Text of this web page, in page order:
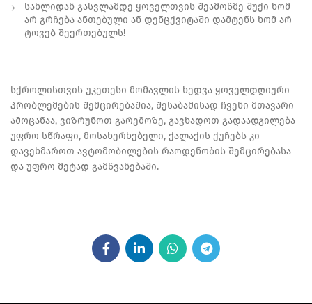
სახლიდან გასვლამდე ყოველთვის შეამოწმე შუქი ხომ
არ გრჩება ანთებული ან დენცქვიტაში დამტენს ხომ არ
ტოვებ შეერთებულს!
სქროლისთვის უკეთესი მომავლის ხედვა ყოველდღიური
პრობლემების შემცირებაშია, შესაბამისად ჩვენი მთავარი
ამოცანაა, ვიზრუნოთ გარემოზე, გავხადოთ გადაადგილება
უფრო სწრაფი, მოსახერხებელი, ქალაქის ქუჩებს კი
დავეხმაროთ ავტომობილების რაოდენობის შემცირებასა
და უფრო მეტად გამწვანებაში.